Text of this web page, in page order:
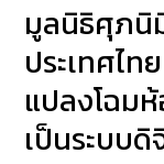
มูลนิธิศุภนิ
ประเทศไท
แปลงโฉม
เป็นระบบดิ